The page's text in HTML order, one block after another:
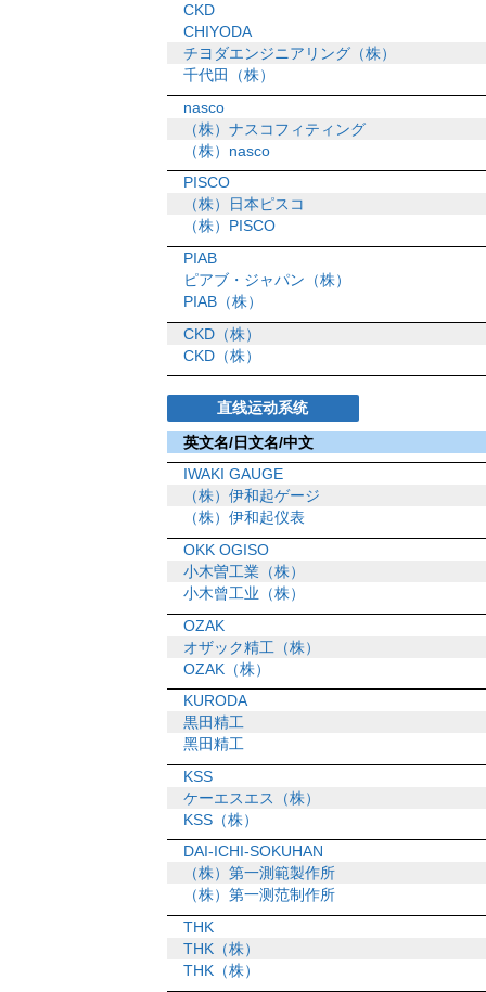
CKD
CHIYODA
チヨダエンジニアリング（株）
千代田（株）
nasco
（株）ナスコフィティング
（株）nasco
PISCO
（株）日本ピスコ
（株）PISCO
PIAB
ピアブ・ジャパン（株）
PIAB（株）
CKD（株）
CKD（株）
直线运动系统
英文名/日文名/中文
IWAKI GAUGE
（株）伊和起ゲージ
（株）伊和起仪表
OKK OGISO
小木曽工業（株）
小木曾工业（株）
OZAK
オザック精工（株）
OZAK（株）
KURODA
黒田精工
黑田精工
KSS
ケーエスエス（株）
KSS（株）
DAI-ICHI-SOKUHAN
（株）第一測範製作所
（株）第一测范制作所
THK
THK（株）
THK（株）